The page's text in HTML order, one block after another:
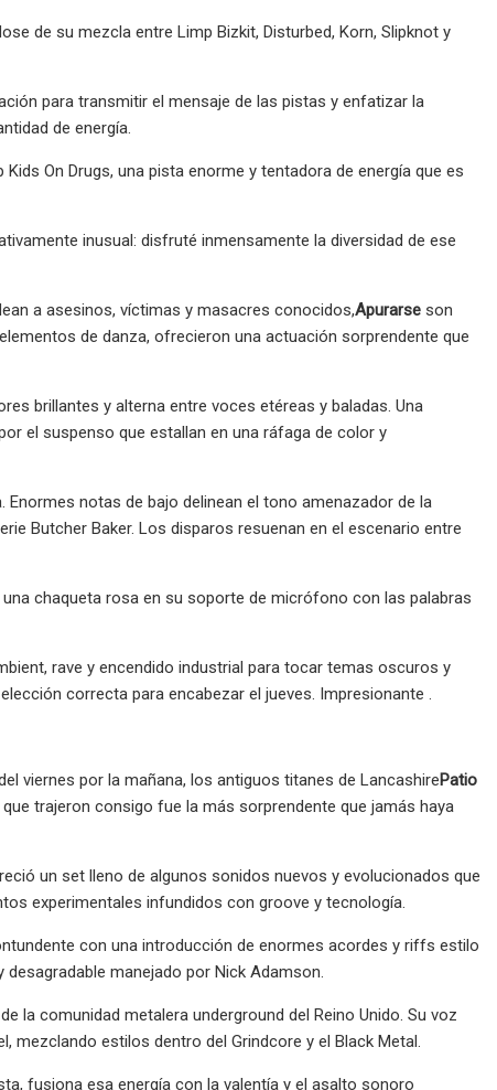
de su mezcla entre Limp Bizkit, Disturbed, Korn, Slipknot y
para transmitir el mensaje de las pistas y enfatizar la
de energía.
On Drugs, una pista enorme y tentadora de energía que es
inusual: disfruté inmensamente la diversidad de ese
a asesinos, víctimas y masacres conocidos,Apurarse son
de danza, ofrecieron una actuación sorprendente que
brillantes y alterna entre voces etéreas y baladas. Una
el suspenso que estallan en una ráfaga de color y
notas de bajo delinean el tono amenazador de la
Butcher Baker. Los disparos resuenan en el escenario entre
chaqueta rosa en su soporte de micrófono con las palabras
rave y encendido industrial para tocar temas oscuros y
correcta para encabezar el jueves. Impresionante .
viernes por la mañana, los antiguos titanes de LancashirePatio
trajeron consigo fue la más sorprendente que jamás haya
un set lleno de algunos sonidos nuevos y evolucionados que
experimentales infundidos con groove y tecnología.
con una introducción de enormes acordes y riffs estilo
manejado por Nick Adamson.
la comunidad metalera underground del Reino Unido. Su voz
estilos dentro del Grindcore y el Black Metal.
fusiona esa energía con la valentía y el asalto sonoro